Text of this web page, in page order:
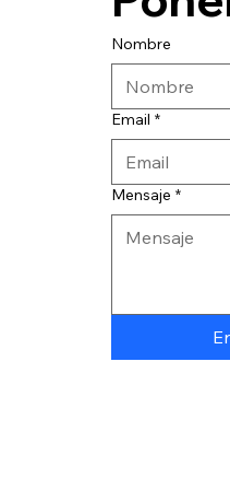
Nombre
Email *
Mensaje *